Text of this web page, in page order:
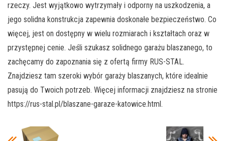
rzeczy. Jest wyjątkowo wytrzymały i odporny na uszkodzenia, a
jego solidna konstrukcja zapewnia doskonałe bezpieczeństwo. Co
więcej, jest on dostępny w wielu rozmiarach i kształtach oraz w
przystępnej cenie. Jeśli szukasz solidnego garażu blaszanego, to
zachęcamy do zapoznania się z ofertą firmy RUS-STAL.
Znajdziesz tam szeroki wybór garaży blaszanych, które idealnie
pasują do Twoich potrzeb. Więcej informacji znajdziesz na stronie
https://rus-stal.pl/blaszane-garaze-katowice.html.